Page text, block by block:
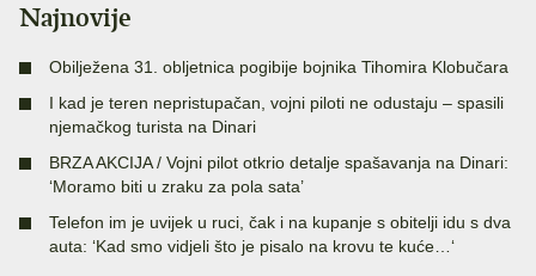
Najnovije
Obilježena 31. obljetnica pogibije bojnika Tihomira Klobučara
I kad je teren nepristupačan, vojni piloti ne odustaju – spasili
njemačkog turista na Dinari
BRZA AKCIJA / Vojni pilot otkrio detalje spašavanja na Dinari:
‘Moramo biti u zraku za pola sata’
Telefon im je uvijek u ruci, čak i na kupanje s obitelji idu s dva
auta: ‘Kad smo vidjeli što je pisalo na krovu te kuće…‘